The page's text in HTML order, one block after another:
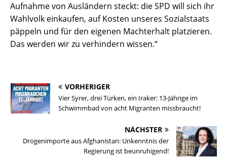
Aufnahme von Ausländern steckt: die SPD will sich ihr
Wahlvolk einkaufen, auf Kosten unseres Sozialstaats
päppeln und für den eigenen Machterhalt platzieren.
Das werden wir zu verhindern wissen.“
VORHERIGER
Vier Syrer, drei Türken, ein Iraker: 13-Jährige im
Schwimmbad von acht Migranten missbraucht!
NÄCHSTER
Drogenimporte aus Afghanistan: Unkenntnis der
Regierung ist beunruhigend!